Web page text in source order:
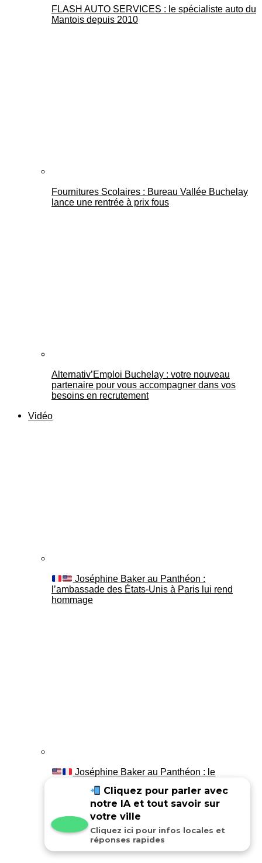
FLASH AUTO SERVICES : le spécialiste auto du
Mantois depuis 2010
Fournitures Scolaires : Bureau Vallée Buchelay
lance une rentrée à prix fous
Alternativ’Emploi Buchelay : votre nouveau
partenaire pour vous accompagner dans vos
besoins en recrutement
Vidéo
Joséphine Baker au Panthéon :
l’ambassade des États-Unis à Paris lui rend
hommage
Joséphine Baker au Panthéon : le
Cliquez pour parler avec
notre IA et tout savoir sur
votre ville
Cliquez ici pour infos locales et
réponses rapides